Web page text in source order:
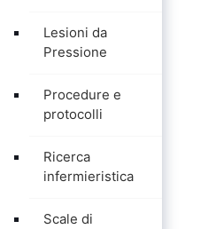
Lesioni da
Pressione
Procedure e
protocolli
Ricerca
infermieristica
Scale di